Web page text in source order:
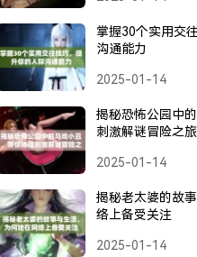
掌握30个实用交
沟通能力
2025-01-14
揭秘恐怖公园中
刺激解谜冒险之旅
2025-01-14
揭秘老太婆的故
络上备受关注
2025-01-14